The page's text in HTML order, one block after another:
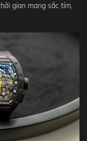
gian mang sắc tím,